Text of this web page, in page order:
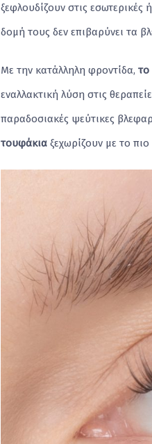
ξεφλουδίζουν στις εσωτερικές
δομή τους δεν επιβαρύνει τα
Με την κατάλληλη φροντίδα, το
εναλλακτική λύση στις
παραδοσιακές ψεύτικες
τουφάκια ξεχωρίζουν με το